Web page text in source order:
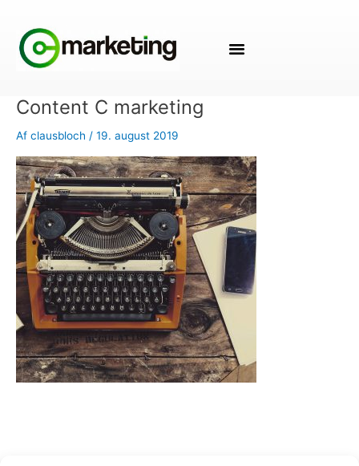
indholdet
Content C marketing
Af clausbloch / 19. august 2019